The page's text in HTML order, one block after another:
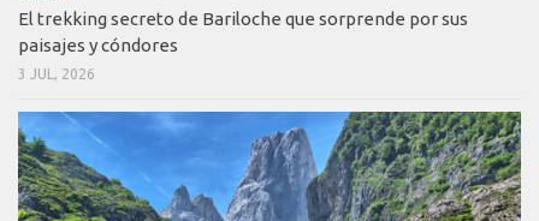
El trekking secreto de Bariloche que sorprende por sus
paisajes y cóndores
3 JUL, 2026